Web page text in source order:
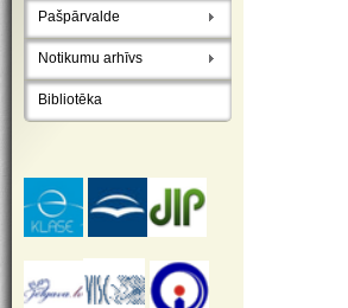
Pašpārvalde
Notikumu arhīvs
Bibliotēka